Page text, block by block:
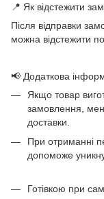
📍 Як відстежити
Після відправки
можна відстежити
📢 Додаткова
Якщо товар
замовлення,
доставки.
При отриманні
допоможе
Готівкою при